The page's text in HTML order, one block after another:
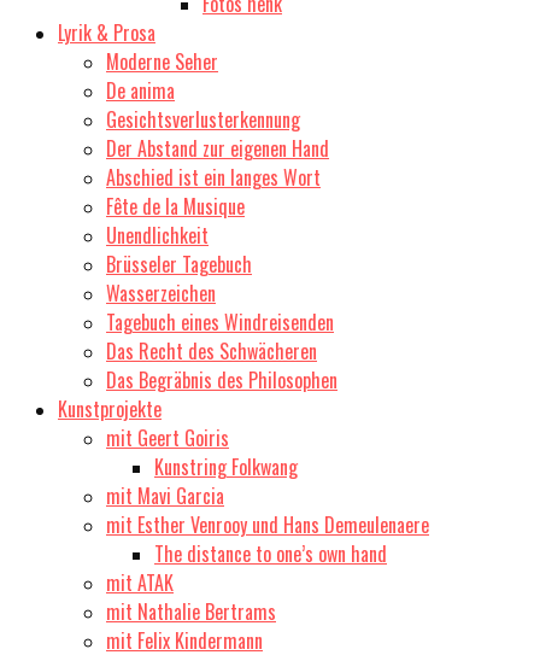
Lyrik & Prosa
Moderne Seher
De anima
Gesichtsverlusterkennung
Der Abstand zur eigenen Hand
Abschied ist ein langes Wort
Fête de la Musique
Unendlichkeit
Brüsseler Tagebuch
Wasserzeichen
Tagebuch eines Windreisenden
Das Recht des Schwächeren
Das Begräbnis des Philosophen
Kunstprojekte
mit Geert Goiris
Kunstring Folkwang
mit Mavi Garcia
mit Esther Venrooy und Hans Demeulenaere
The distance to one’s own hand
mit ATAK
mit Nathalie Bertrams
mit Felix Kindermann